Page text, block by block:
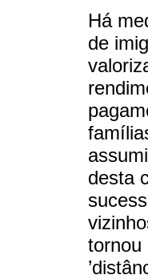
Há
de
desta
tornou